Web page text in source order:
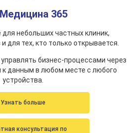
365
небольших частных клиник,
для тех, кто только открывается.
бизнес-процессами через
к данным в любом месте с любого
устройства.
Узнать больше
консультация по